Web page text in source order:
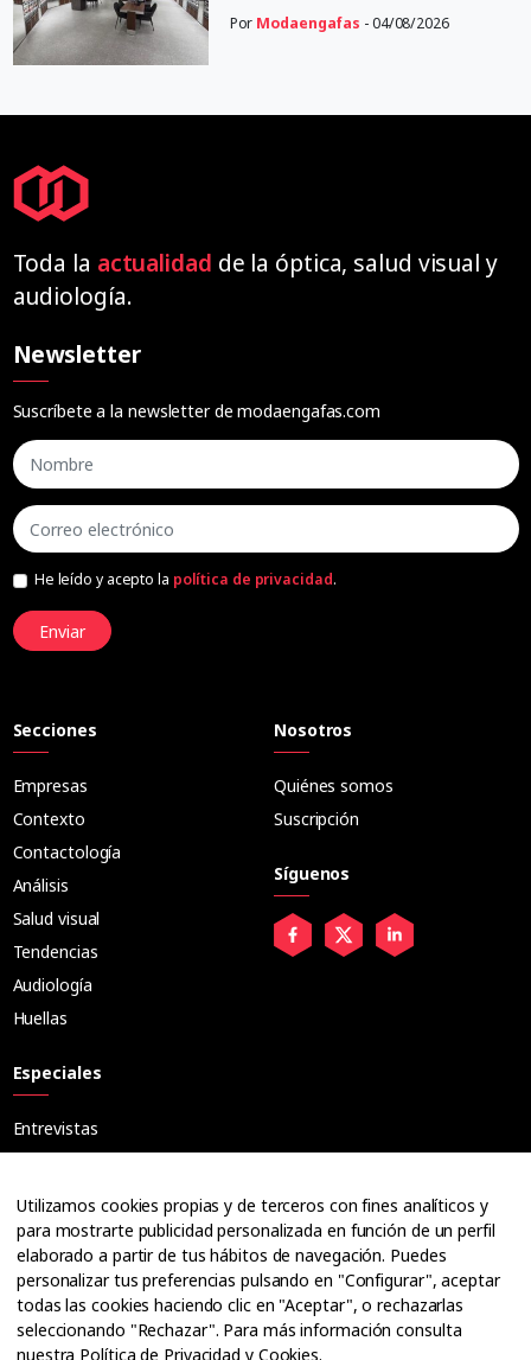
Por Modaengafas - 04/08/2026
Toda la actualidad de la óptica, salud visual y
audiología.
Newsletter
Suscríbete a la newsletter de modaengafas.com
He leído y acepto la política de privacidad.
Enviar
Secciones
Empresas
Contexto
Contactología
Análisis
Salud visual
Tendencias
Audiología
Huellas
Especiales
Entrevistas
Ópticos
Cuadernos
Guías
Dossier
Anuarios
Nosotros
Quiénes somos
Suscripción
Síguenos
Utilizamos cookies propias y de terceros con fines analíticos y
para mostrarte publicidad personalizada en función de un perfil
elaborado a partir de tus hábitos de navegación. Puedes
personalizar tus preferencias pulsando en "Configurar", aceptar
todas las cookies haciendo clic en "Aceptar", o rechazarlas
seleccionando "Rechazar". Para más información consulta
nuestra Política de Privacidad y Cookies.